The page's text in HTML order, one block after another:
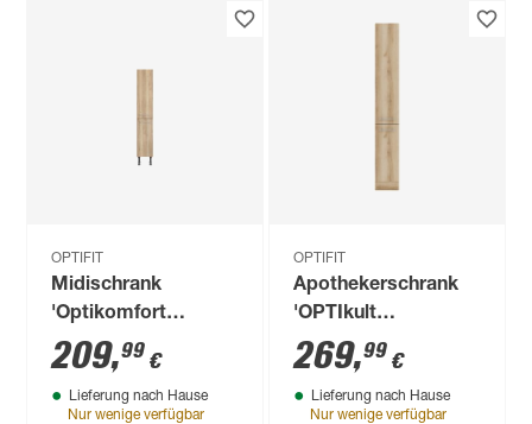
OPTIFIT
Midischrank
'Optikomfort
Erik290' eichefarben
30 x 176,6 x 58,4 cm
209,99 €
Lieferung nach Hause
Nur wenige verfügbar
OPTIFIT
Apothekerschrank
'OPTIkult
Livorno290' 30 x
206,8 x 57,1 cm
269,99 €
Lieferung nach Hause
Nur wenige verfügbar